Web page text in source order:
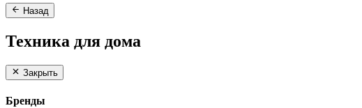
Назад
Техника для дома
Закрыть
Бренды